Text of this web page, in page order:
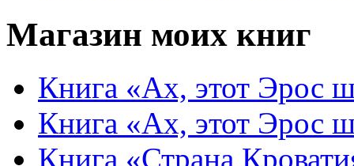
Магазин моих книг
Книга «Ах, этот Эрос
Книга «Ах, этот Эрос
Книга «Страна